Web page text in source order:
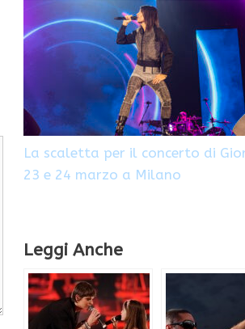
La scaletta per il concerto di
23 e 24 marzo a Milano
Leggi Anche